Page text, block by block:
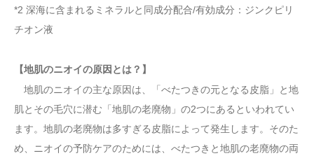
*2 深海に含まれるミネラルと同成分配合/有効成分：ジンクピリ
チオン液
【地肌のニオイの原因とは？】
地肌のニオイの主な原因は、「べたつきの元となる皮脂」と地
肌とその毛穴に潜む「地肌の老廃物」の2つにあるといわれてい
ます。地肌の老廃物は多すぎる皮脂によって発生します。そのた
め、ニオイの予防ケアのためには、べたつきと地肌の老廃物の両